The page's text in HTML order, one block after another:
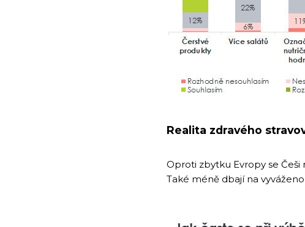
Realita zdravého
Oproti zbytku Evropy se
Také méně dbají na